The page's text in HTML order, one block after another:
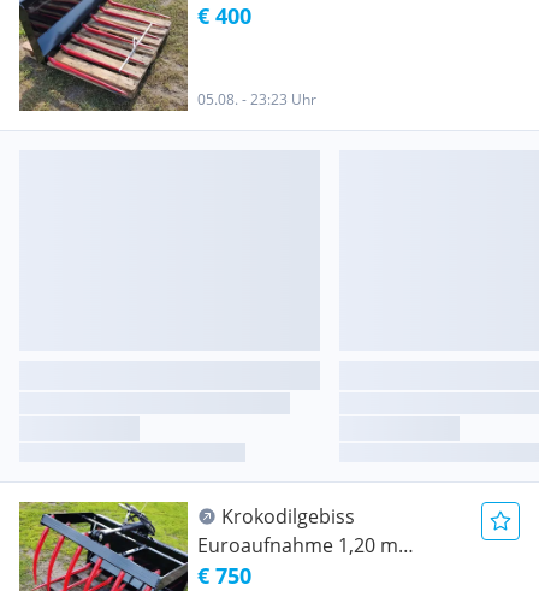
€ 400
05.08. - 23:23 Uhr
Krokodilgebiss
Euroaufnahme 1,20 m
Krokodilzange Frontlader
€ 750